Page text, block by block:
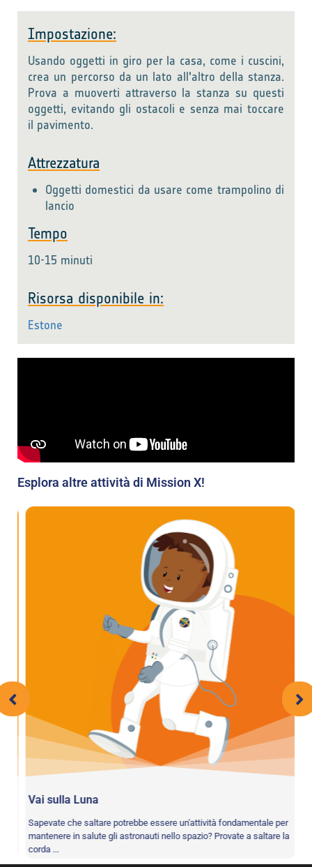
Impostazione:
Usando oggetti in giro per la casa, come i cuscini,
crea un percorso da un lato all'altro della stanza.
Prova a muoverti attraverso la stanza su questi
oggetti, evitando gli ostacoli e senza mai toccare
il pavimento.
Attrezzatura
Oggetti domestici da usare come trampolino di
lancio
Tempo
10-15 minuti
Risorsa disponibile in:
Estone
Esplora altre attività di Mission X!
Vai sulla Luna
Sapevate che saltare potrebbe essere un'attività fondamentale per
mantenere in salute gli astronauti nello spazio? Provate a saltare la
corda ...